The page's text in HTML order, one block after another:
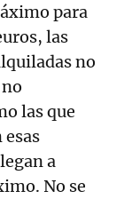
para
las
no
las que
a
No se